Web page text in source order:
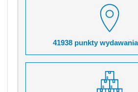
41938 punkty wydawania